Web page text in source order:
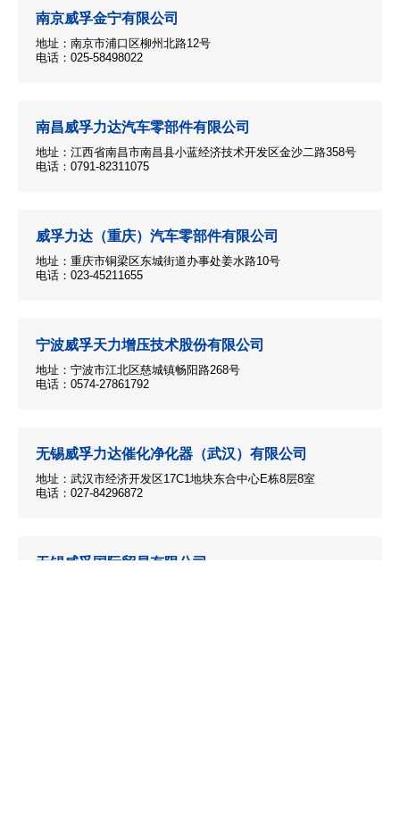
南京威孚金宁有限公司
地址：南京市浦口区柳州北路12号
电话：025-58498022
南昌威孚力达汽车零部件有限公司
地址：江西省南昌市南昌县小蓝经济技术开发区金沙二路358号
电话：0791-82311075
威孚力达（重庆）汽车零部件有限公司
地址：重庆市铜梁区东城街道办事处姜水路10号
电话：023-45211655
宁波威孚天力增压技术股份有限公司
地址：宁波市江北区慈城镇畅阳路268号
电话：0574-27861792
无锡威孚力达催化净化器（武汉）有限公司
地址：武汉市经济开发区17C1地块东合中心E栋8层8室
电话：027-84296872
无锡威孚国际贸易有限公司